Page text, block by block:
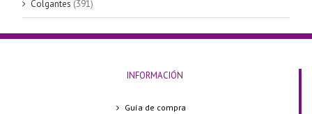
Colgantes (391)
INFORMACIÓN
Guía de compra